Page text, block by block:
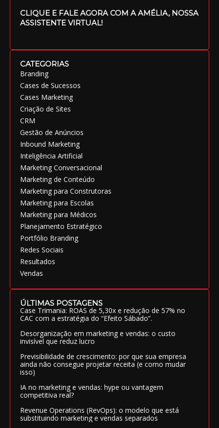
CLIQUE E FALE AGORA COM A AMÉLIA, NOSSA
ASSISTENTE VIRTUAL!
CATEGORIAS
Branding
Cases de Sucessos
Cases Marketing
Criação de Sites
CRM
Gestão de Anúncios
Inbound Marketing
Inteligência Artificial
Marketing Conversacional
Marketing de Conteúdo
Marketing para Construtoras
Marketing para Escolas
Marketing para Médicos
Planejamento Estratégico
Portfólio Branding
Redes Sociais
Resultados
Vendas
ÚLTIMAS POSTAGENS
Case Trimania: ROAS de 5,30x e redução de 57% no
CAC com a estratégia do “Efeito Sábado”.
Desorganização em marketing e vendas: o custo
invisível que reduz lucro
Previsibilidade de crescimento: por que sua empresa
ainda não consegue projetar receita (e como mudar
isso)
IA no marketing e vendas: hype ou vantagem
competitiva real?
Revenue Operations (RevOps): o modelo que está
substituindo marketing e vendas separados